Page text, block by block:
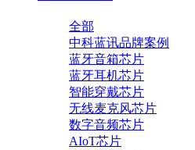
全部
中科蓝讯品牌案例
蓝牙音箱芯片
蓝牙耳机芯片
智能穿戴芯片
无线麦克风芯片
数字音频芯片
AIoT芯片